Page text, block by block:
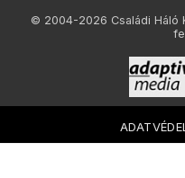
© 2004-2026 Családi Háló